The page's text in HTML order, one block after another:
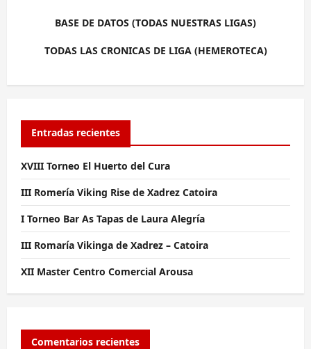
BASE DE DATOS (TODAS NUESTRAS LIGAS)
TODAS LAS CRONICAS DE LIGA (HEMEROTECA)
Entradas recientes
XVIII Torneo El Huerto del Cura
III Romería Viking Rise de Xadrez Catoira
I Torneo Bar As Tapas de Laura Alegría
III Romaría Vikinga de Xadrez – Catoira
XII Master Centro Comercial Arousa
Comentarios recientes